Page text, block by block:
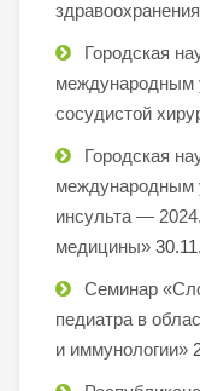
Городская
международным
сосудистой
Городская
международным
инсульта —
медицины»
Семинар
педиатра в
и иммунологии»